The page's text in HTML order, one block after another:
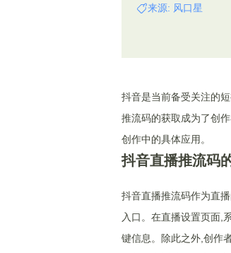
来源: 风口星
抖音是当前备受关注的
推流码的获取成为了创
创作中的具体应用。
抖音直播推流码
抖音直播推流码作为直
入口。在直播设置页面,
键信息。除此之外,创作